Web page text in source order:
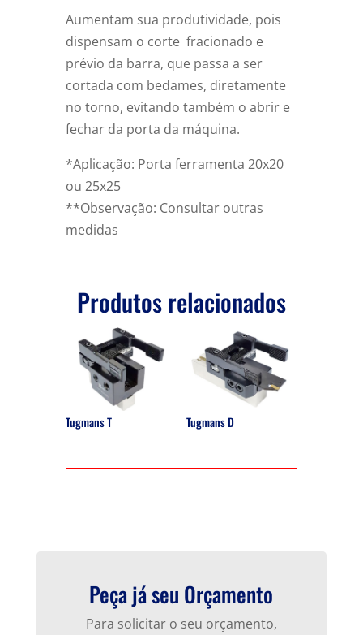
Aumentam sua produtividade, pois
dispensam o corte fracionado e
prévio da barra, que passa a ser
cortada com bedames, diretamente
no torno, evitando também o abrir e
fechar da porta da máquina.
*Aplicação: Porta ferramenta 20x20
ou 25x25
**Observação: Consultar outras
medidas
Produtos relacionados
Tugmans T Tugmans D
Peça já seu Orçamento
Para solicitar o seu orçamento,